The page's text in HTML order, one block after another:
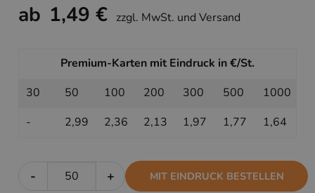
ab 1,49 € zzgl. MwSt. und Versand
Premium-Karten mit Eindruck in €/St.
30
50 100 200 300 500
1000
-
2,99 2,36 2,13 1,97 1,77 1,64
- + MIT EINDRUCK BESTELLEN